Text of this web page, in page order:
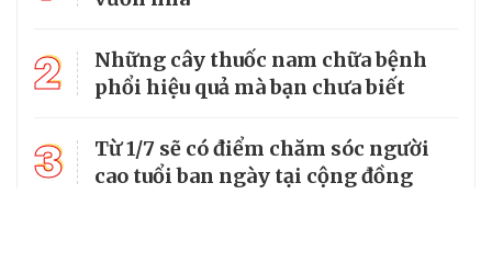
2
Những cây thuốc nam chữa bệnh
phổi hiệu quả mà bạn chưa biết
3
Từ 1/7 sẽ có điểm chăm sóc người
cao tuổi ban ngày tại cộng đồng